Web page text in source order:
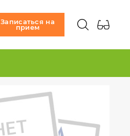
Записаться на
прием